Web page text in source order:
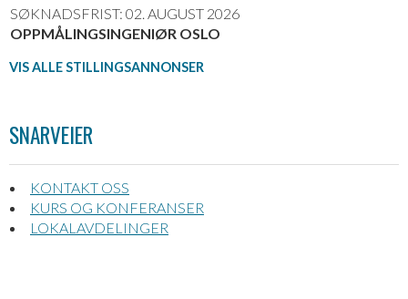
SØKNADSFRIST: 02. AUGUST 2026
OPPMÅLINGSINGENIØR OSLO
VIS ALLE STILLINGSANNONSER
SNARVEIER
KONTAKT OSS
KURS OG KONFERANSER
LOKALAVDELINGER